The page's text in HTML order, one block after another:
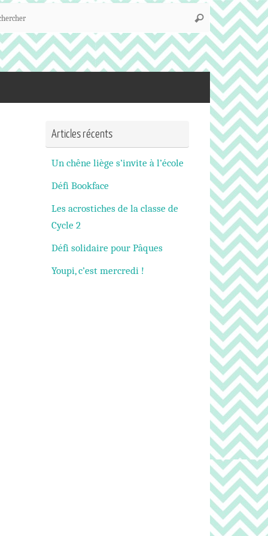
Recherche
pour
:
Rechercher
Articles récents
Un chêne liège s’invite à l’école
Défi Bookface
Les acrostiches de la classe de
Cycle 2
Défi solidaire pour Pâques
Youpi, c’est mercredi !